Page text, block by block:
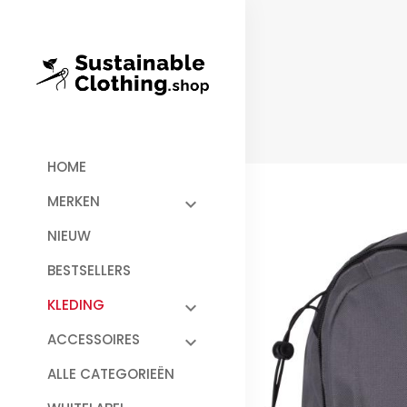
HOME
MERKEN
NIEUW
BESTSELLERS
KLEDING
ACCESSOIRES
ALLE CATEGORIEËN